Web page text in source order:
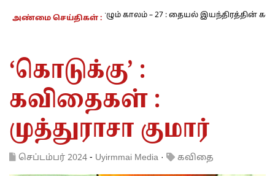
அண்மை செய்திகள் :
நாம் வாழும் காலம் – 27 : தையல் இயந்திரத்தின்
‘கொடுக்கு’ :
கவிதைகள் :
முத்துராசா குமார்
செப்டம்பர் 2024 - Uyirmmai Media · கவிதை